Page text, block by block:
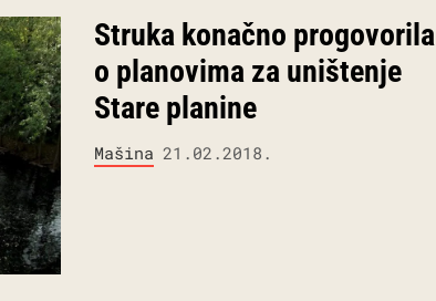
Struka konačno progovorila
o planovima za uništenje
Stare planine
Mašina 21.02.2018.